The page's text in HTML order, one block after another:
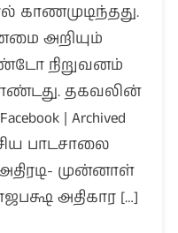
காணமுடிந்தது.
அறியும்
நிறுவனம்
தகவலின்
| Archived
பாடசாலை
முன்னாள்
அதிகார […]